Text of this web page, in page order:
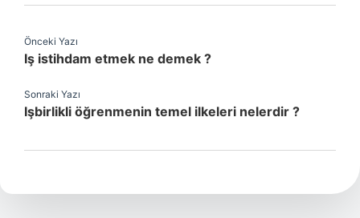
Önceki Yazı
Iş istihdam etmek ne demek ?
Sonraki Yazı
Işbirlikli öğrenmenin temel ilkeleri nelerdir ?